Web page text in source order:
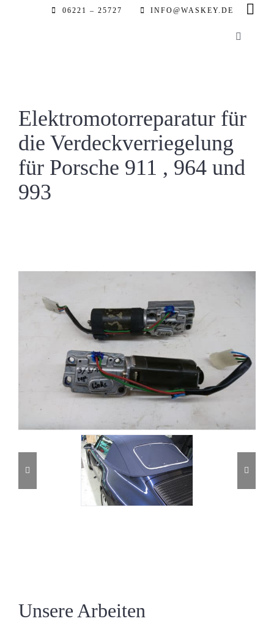
06221 – 25727 INFO@WASKEY.DE
Toggle
Partner
Journal
Elektromotorreparatur für
die Verdeckverriegelung
für Porsche 911 , 964 und
993
Unsere Arbeiten